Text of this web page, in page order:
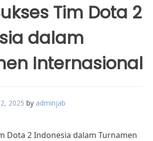
Tim Dota 2
dalam
Internasional
2025 by adminjab
Dota 2 Indonesia dalam Turnamen